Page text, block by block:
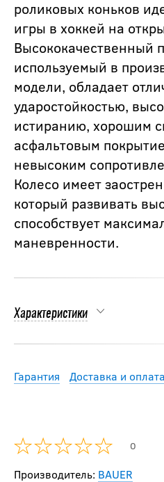
роликовых коньков
игры в хоккей на
Высококачественный
используемый в
модели, обладает
ударостойкостью,
истиранию, хорошим
асфальтовым
невысоким
Колесо имеет
который развивать
способствует
маневренности.
Характеристики
Гарантия Доставка и оплата
0
Производитель: BAUER